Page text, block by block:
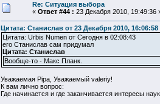
Re: Ситуация выбора
« Ответ #44 : 23 Декабря 2010, 19:49:36
Цитата: Станислав от 23 Декабря 2010, 16:06:58
Цитата: Urbis Numen от Сегодня в 02:08:43
его Станислав сам придумал
Цитата: Станислав
Вообще-то - Макс Планк.
Уважаемая Pipa, Уважаемый valeriy!
К вам лично вопрос:
Где начинается и где заканчивается интересы